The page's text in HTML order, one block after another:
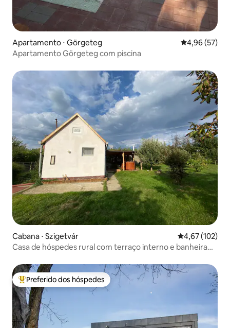
Apartamento ⋅ Görgeteg 4,96 de uma
4,96 (57)
Apartamento Görgeteg com piscina
Cabana ⋅ Szigetvár 4,67 de uma
4,67 (102)
Casa de hóspedes rural com terraço interno e banheira
Entre os melhores preferidos dos hóspedes
Preferido dos hóspedes